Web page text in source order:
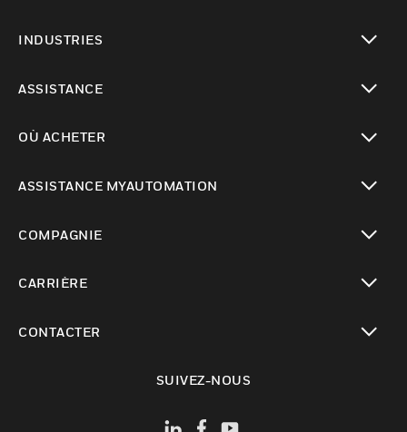
INDUSTRIES
ASSISTANCE
OÙ ACHETER
ASSISTANCE MYAUTOMATION
COMPAGNIE
CARRIÈRE
CONTACTER
SUIVEZ-NOUS